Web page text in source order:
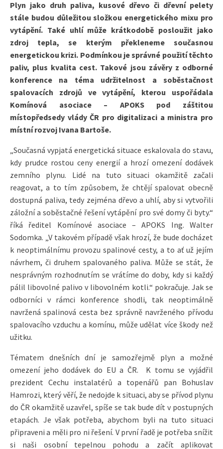
Plyn jako druh paliva, kusové dřevo či dřevní pelety
stále budou důležitou složkou energetického mixu pro
vytápění. Také uhlí může krátkodobě posloužit jako
zdroj tepla, se kterým překleneme současnou
energetickou krizi. Podmínkou je správné použití těchto
paliv, plus kvalita cest. Takové jsou závěry z odborné
konference na téma udržitelnost a soběstačnost
spalovacích zdrojů ve vytápění, kterou uspořádala
Komínová asociace – APOKS pod záštitou
místopředsedy vlády ČR pro digitalizaci a ministra pro
místní rozvoj Ivana Bartoše.
„Současná vypjatá energetická situace eskalovala do stavu,
kdy prudce rostou ceny energií a hrozí omezení dodávek
zemního plynu. Lidé na tuto situaci okamžitě začali
reagovat, a to tím způsobem, že chtějí spalovat obecně
dostupná paliva, tedy zejména dřevo a uhlí, aby si vytvořili
záložní a soběstačné řešení vytápění pro své domy či byty.“
říká ředitel Komínové asociace – APOKS Ing. Walter
Sodomka. „V takovém případě však hrozí, že bude docházet
k neoptimálnímu provozu spalinové cesty, a to ať už jejím
návrhem, či druhem spalovaného paliva. Může se stát, že
nesprávným rozhodnutím se vrátíme do doby, kdy si každý
pálil libovolné palivo v libovolném kotli.“ pokračuje. Jak se
odborníci v rámci konference shodli, tak neoptimálně
navržená spalinová cesta bez správně navrženého přívodu
spalovacího vzduchu a komínu, může udělat více škody než
užitku.
Tématem dnešních dní je samozřejmě plyn a možné
omezení jeho dodávek do EU a ČR. K tomu se vyjádřil
prezident Cechu instalatérů a topenářů pan Bohuslav
Hamrozi, který věří, že nedojde k situaci, aby se přívod plynu
do ČR okamžitě uzavřel, spíše se tak bude dít v postupných
etapách. Je však potřeba, abychom byli na tuto situaci
připraveni a měli pro ni řešení. V první řadě je potřeba snížit
si naši osobní tepelnou pohodu a začít aplikovat